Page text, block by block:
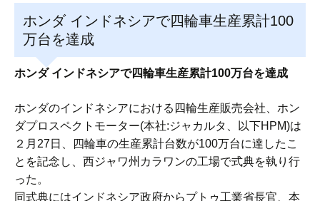
ホンダ インドネシアで四輪車生産累計100
万台を達成
ホンダ インドネシアで四輪車生産累計100万台を達成
ホンダのインドネシアにおける四輪生産販売会社、ホン
ダプロスペクトモーター(本社:ジャカルタ、以下HPM)は
２月27日、四輪車の生産累計台数が100万台に達したこ
とを記念し、西ジャワ州カラワンの工場で式典を執り行
った。
同式典にはインドネシア政府からプトゥ工業省長官、本